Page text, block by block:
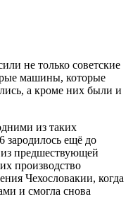
не только советские
машины, которые
а кроме них были и
из таких
зародилось ещё до
предшествующей
производство
Чехословакии, когда
и смогла снова